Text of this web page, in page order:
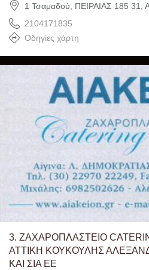
1 Τσαμαδού, ΠΕΙΡΑΙΑΣ 185 31,
2104171835
Οδηγίες χάρτη
3. ΖΑΧΑΡΟΠΛΑΣΤΕΙΟ
ΑΤΤΙΚΗ ΚΟΥΚΟΥΛΗΣ
ΚΑΙ ΣΙΑ ΕΕ